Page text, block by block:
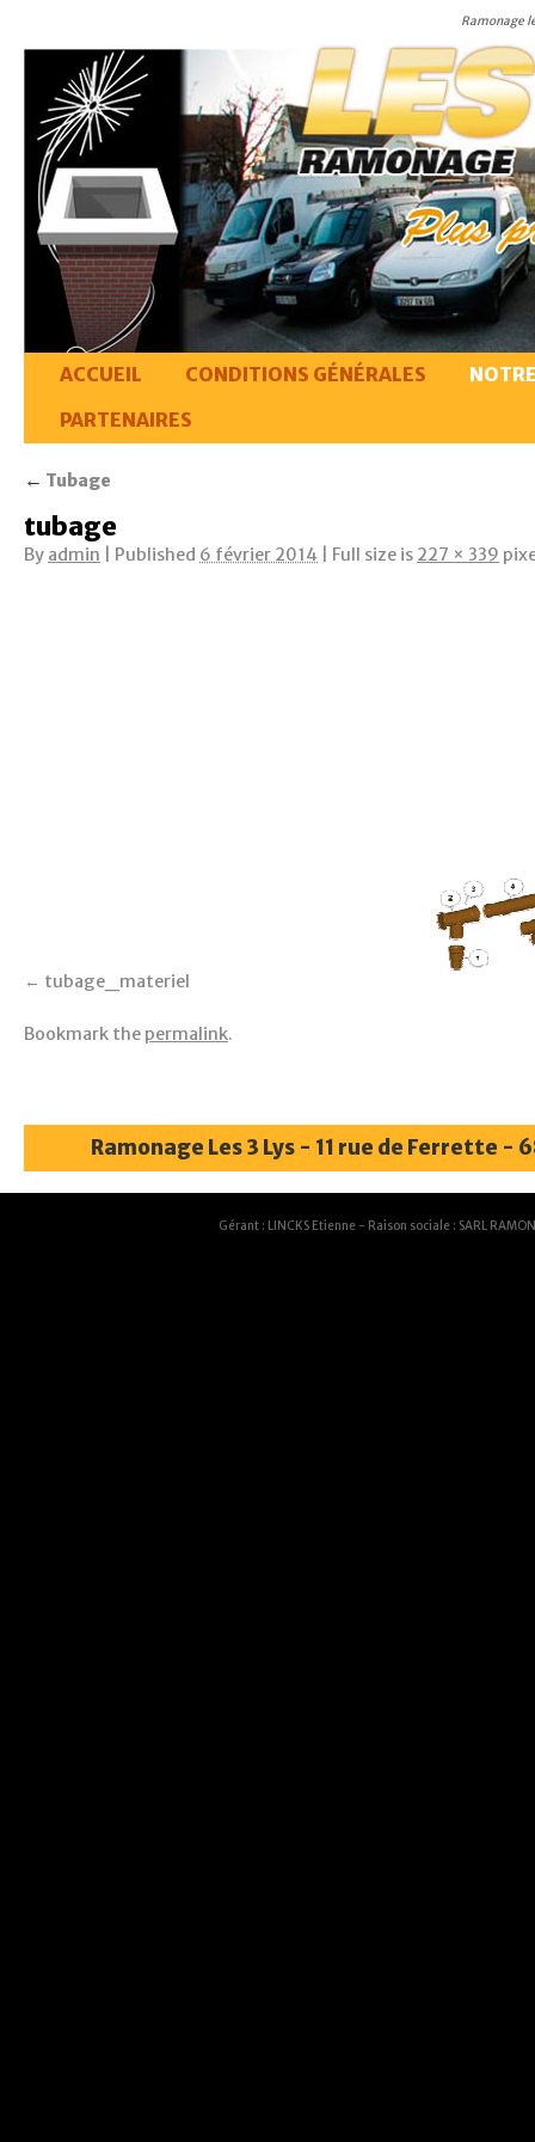
Ramonage
ACCUEIL CONDITIONS GÉNÉRALES
PARTENAIRES
← Tubage
tubage
By admin Published 6 février 2014 Full size is 227 × 339
tubage_materiel
Bookmark the permalink.
Ramonage Les 3 Lys - 11 rue de Ferrette -
Gérant : LINCKS Etienne - Raison sociale : SARL